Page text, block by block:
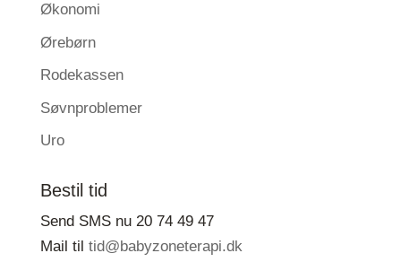
Økonomi
Ørebørn
Rodekassen
Søvnproblemer
Uro
Bestil tid
Send SMS nu 20 74 49 47
Mail til tid@babyzoneterapi.dk